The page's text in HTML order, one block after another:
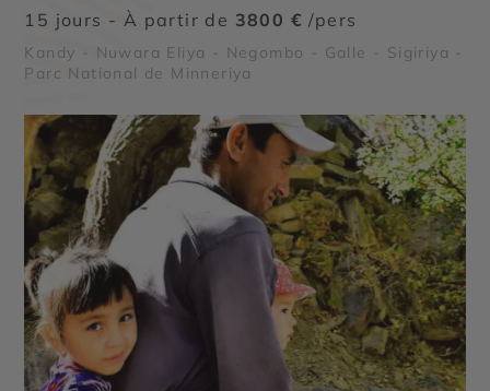
15 jours - À partir de 3800 € /pers
Kandy - Nuwara Eliya - Negombo - Galle - Sigiriya -
Parc National de Minneriya